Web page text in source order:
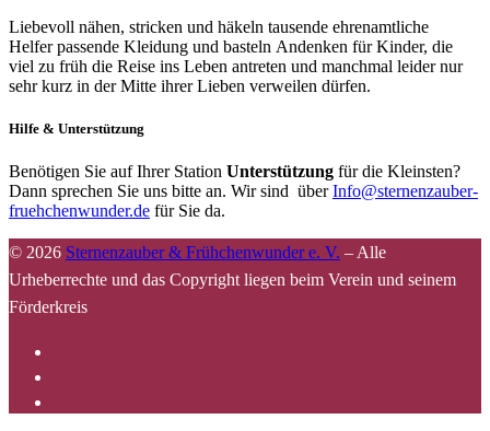
Liebevoll nähen, stricken und häkeln tausende ehrenamtliche
Helfer passende Kleidung und basteln Andenken für Kinder, die
viel zu früh die Reise ins Leben antreten und manchmal leider nur
sehr kurz in der Mitte ihrer Lieben verweilen dürfen.
Hilfe & Unterstützung
Benötigen Sie auf Ihrer Station Unterstützung für die Kleinsten?
Dann sprechen Sie uns bitte an. Wir sind überInfo@sternenzauber-
fruehchenwunder.de für Sie da.
© 2026 Sternenzauber & Frühchenwunder e. V. – Alle
Urheberrechte und das Copyright liegen beim Verein und seinem
Förderkreis